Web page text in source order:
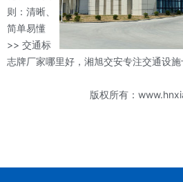
则：清晰、
简单易懂
>> 交通标
志牌厂家哪里好，湘旭交安专注交通设
版权所有：